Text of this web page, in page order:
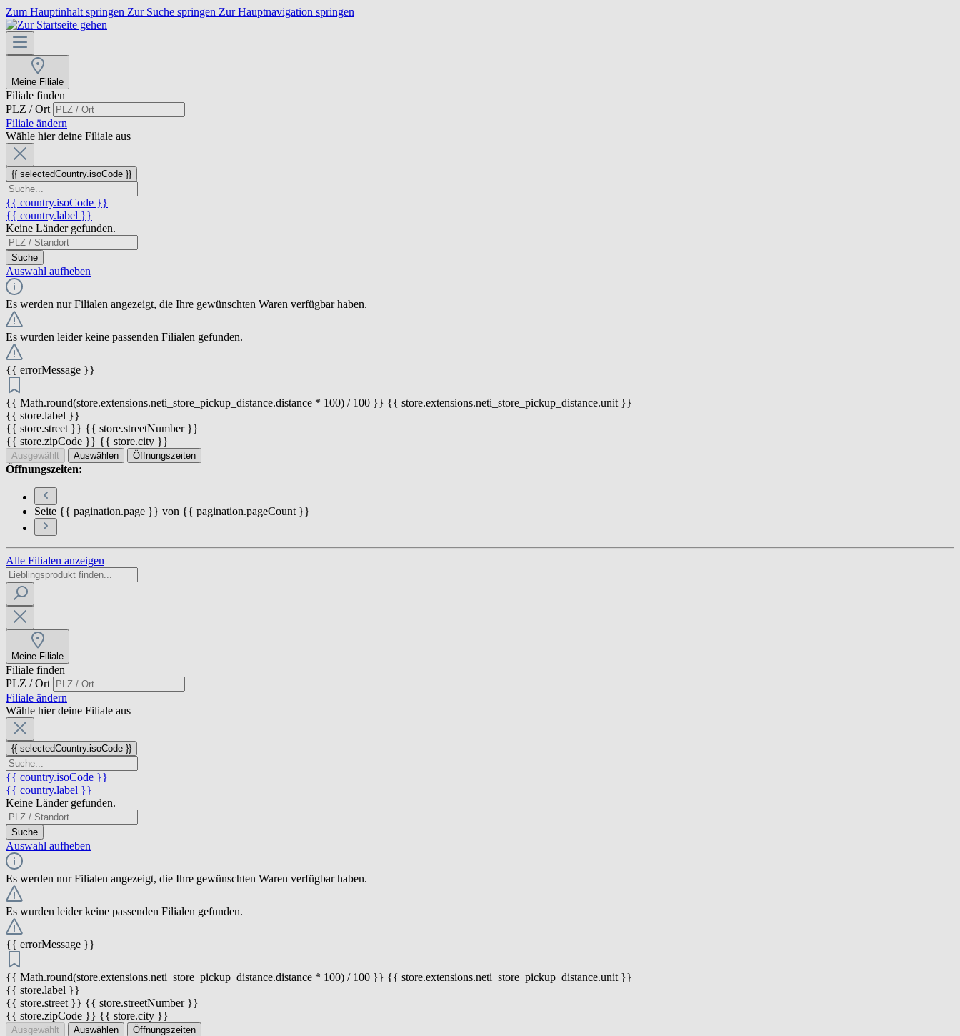
Zum Hauptinhalt springen Zur Suche springen Zur Hauptnavigation springen
Meine Filiale
Filiale finden
PLZ / Ort
Filiale ändern
Wähle hier deine Filiale aus
{{ selectedCountry.isoCode }}
{{ country.isoCode }}
{{ country.label }}
Keine Länder gefunden.
Suche
Auswahl aufheben
Es werden nur Filialen angezeigt, die Ihre gewünschten Waren verfügbar haben.
Es wurden leider keine passenden Filialen gefunden.
{{ errorMessage }}
{{ Math.round(store.extensions.neti_store_pickup_distance.distance * 100) / 100 }} {{ store.extensions.neti_store_pickup_distance.unit }}
{{ store.label }}
{{ store.street }} {{ store.streetNumber }}
{{ store.zipCode }} {{ store.city }}
Ausgewählt Auswählen Öffnungszeiten
Öffnungszeiten:
Seite {{ pagination.page }} von {{ pagination.pageCount }}
Alle Filialen anzeigen
Meine Filiale
Filiale finden
PLZ / Ort
Filiale ändern
Wähle hier deine Filiale aus
{{ selectedCountry.isoCode }}
{{ country.isoCode }}
{{ country.label }}
Keine Länder gefunden.
Suche
Auswahl aufheben
Es werden nur Filialen angezeigt, die Ihre gewünschten Waren verfügbar haben.
Es wurden leider keine passenden Filialen gefunden.
{{ errorMessage }}
{{ Math.round(store.extensions.neti_store_pickup_distance.distance * 100) / 100 }} {{ store.extensions.neti_store_pickup_distance.unit }}
{{ store.label }}
{{ store.street }} {{ store.streetNumber }}
{{ store.zipCode }} {{ store.city }}
Ausgewählt Auswählen Öffnungszeiten